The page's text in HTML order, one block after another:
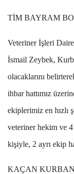
TİM BAYRAM
Veteriner İşleri
İsmail Zeybek,
olacaklarını
ihbar hattımız
ekiplerimiz en
veteriner hekim ve 4
kişiyle, 2 ayrı ekip
KAÇAN